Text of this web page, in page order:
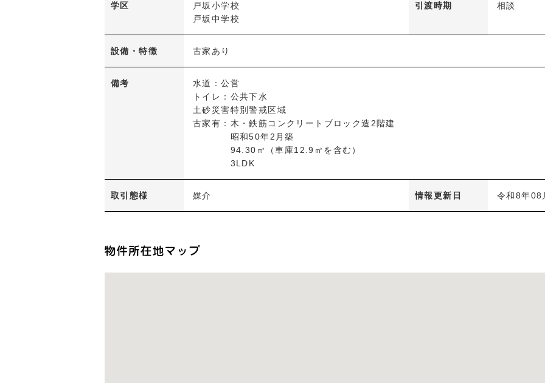
学区
戸坂小学校
戸坂中学校
引渡時期 相談
設備・特徴 古家あり
備考
水道：公営
トイレ：公共下水
土砂災害特別警戒区域
古家有：木・鉄筋コンクリートブロック造2階建
昭和50年2月築
94.30㎡（車庫12.9㎡を含む）
3LDK
取引態様 媒介 情報更新日 令和8年08